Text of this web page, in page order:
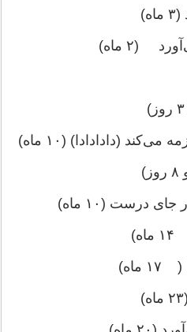
(۲ ماه)
(دادادادا) (۱۰ ماه)
درست (۱۰ ماه)